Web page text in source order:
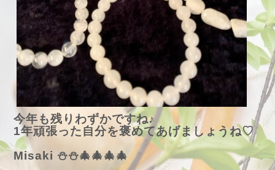
今年も残りわずかですね♪
1年頑張った自分を褒めてあげましょうね♡
Misaki ⛄⛄🎄🎄🎄🎄